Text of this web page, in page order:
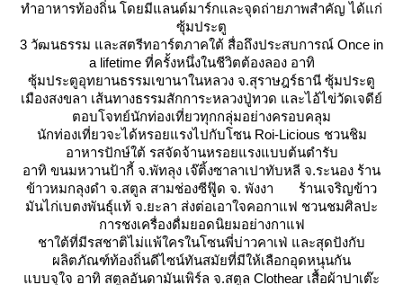
ทำอาหารท้องถิ่น โดยมีแลนด์มาร์กและจุดถ่ายภาพสำคัญ ได้แก่
ซุ้มประตู
3 วัฒนธรรม และสตรีทอาร์ตภาคใต้ สื่อถึงประสบการณ์ Once in
a lifetime ที่ครั้งหนึ่งในชีวิตต้องลอง อาทิ
ซุ้มประตูอุทยานธรรมเขานาในหลวง จ.สุราษฎร์ธานี ซุ้มประตู
เมืองสงขลา เส้นทางธรรมสักการะหลวงปู่ทวด และไอ้ไข่วัดเจดีย์
ตอบโจทย์นักท่องเที่ยวทุกกลุ่มอย่างครอบคลุม
นักท่องเที่ยวจะได้หรอยแรงไปกับโซน Roi-Licious ชวนชิม
อาหารปักษ์ใต้ รสจัดจ้านหรอยแรงแบบต้นตำรับ
อาทิ ขนมหวานป้ากี้ จ.พัทลุง เจ๊ติ้งซาลาเปาทับหลี จ.ระนอง ร้าน
ข้าวหมกลุงดำ จ.สตูล สามช่องซีฟู๊ด จ. พังงา ร้านเจริญข้าว
มันไก่เบตงพันธุ์แท้ จ.ยะลา ส่งต่อเอาใจคอกาแฟ ชวนชมศิลปะ
การชงเครื่องดื่มยอดนิยมอย่างกาแฟ
ชาใต้ที่มีรสชาติไม่แพ้ใครในโซนพี่บ่าวคาเฟ่ และสุดปังกับ
ผลิตภัณฑ์ท้องถิ่นดีไซน์ทันสมัยที่มีให้เลือกอุดหนุนกัน
บบจุใจ อาทิ สตูลอันดามันเพิร์ล จ.สตูล Clothear เสื้อผ้าปาเต๊ะ